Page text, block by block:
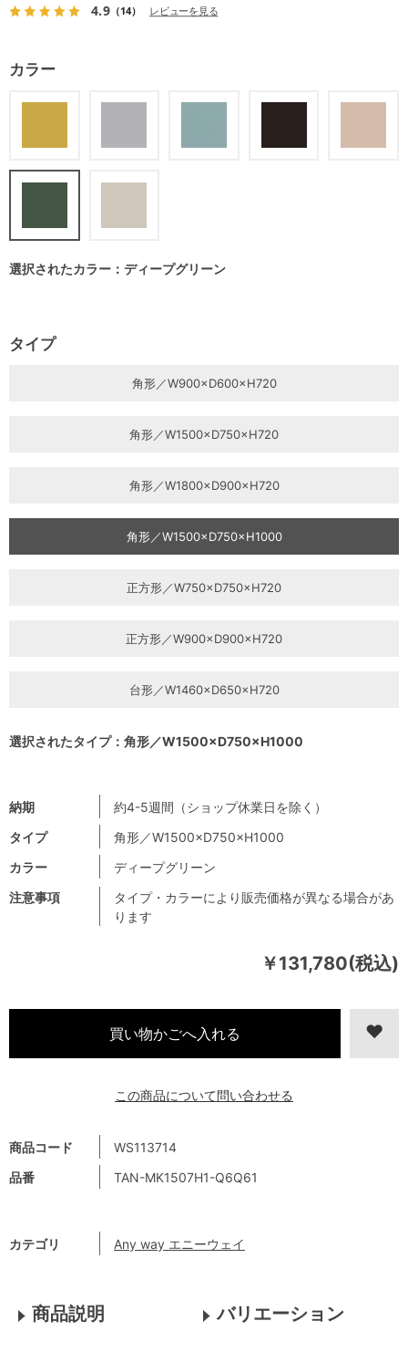
4.9（14） レビューを見る
￥131,780(税込)
商品コード
WS113714
品番
TAN-MK1507H1-Q6Q61
カテゴリ Any way エニーウェイ
注意事項
タイプ・カラーにより販売価格が異なる場合があ
ります
納期
約4-5週間（ショップ休業日を除く）
タイプ
角形／W1500×D750×H1000
カラー
ディープグリーン
カラー
選択されたカラー：ディープグリーン
タイプ
角形／W900×D600×H720
角形／W1500×D750×H720
角形／W1800×D900×H720
角形／W1500×D750×H1000
正方形／W750×D750×H720
正方形／W900×D900×H720
台形／W1460×D650×H720
選択されたタイプ：角形／W1500×D750×H1000
この商品について問い合わせる
商品説明 バリエーション